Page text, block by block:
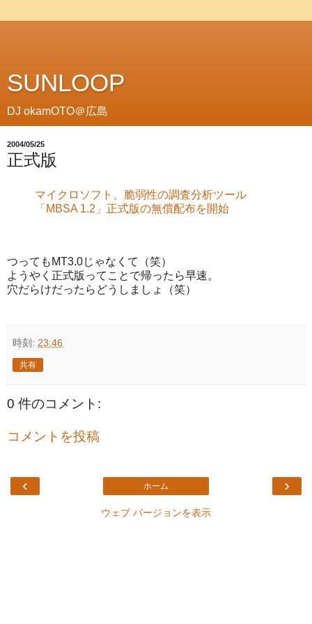
SUNLOOP
DJ okamOTO＠広島
2004/05/25
正式版
マイクロソフト、脆弱性の調査分析ツール
「MBSA 1.2」正式版の無償配布を開始
つってもMT3.0じゃなくて（笑）
ようやく正式版ってことで帰ったら早速。
穴だらけだったらどうしましょ（笑）
時刻: 23:46
共有
0 件のコメント:
コメントを投稿
‹ ›
ホーム
ウェブ バージョンを表示